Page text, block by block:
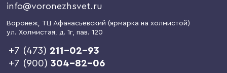
info@voronezhsvet.ru
Воронеж, ТЦ Афанасьевский (ярмарка на холмистой)
ул. Холмистая, д. 1г, пав. 120
+7 (473) 211-02-93
+7 (900)304-82-06